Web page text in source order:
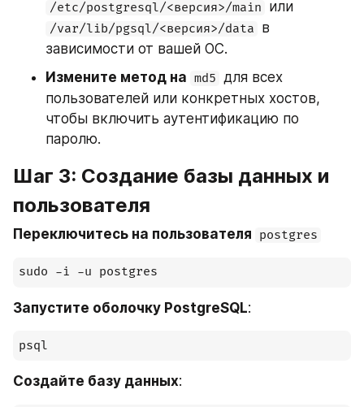
/etc/postgresql/<версия>/main
/var/lib/pgsql/<версия>/data в
зависимости от вашей ОС.
Измените метод на md5 для всех
пользователей или конкретных хостов,
чтобы включить аутентификацию по
паролю.
Шаг 3: Создание базы данных и
пользователя
Переключитесь на пользователя postgres
Запустите оболочку PostgreSQL:
Создайте базу данных: